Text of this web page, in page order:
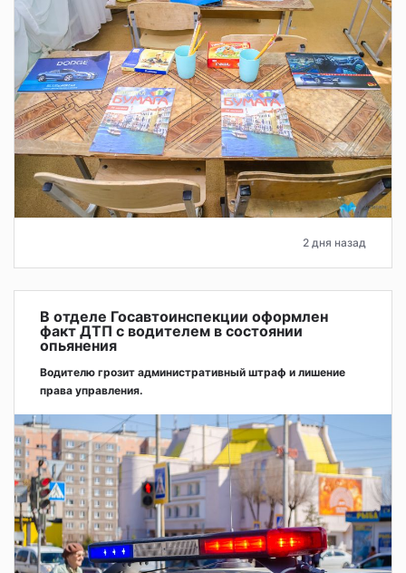
2 дня назад
В отделе Госавтоинспекции оформлен
факт ДТП с водителем в состоянии
опьянения
Водителю грозит административный штраф и лишение
права управления.